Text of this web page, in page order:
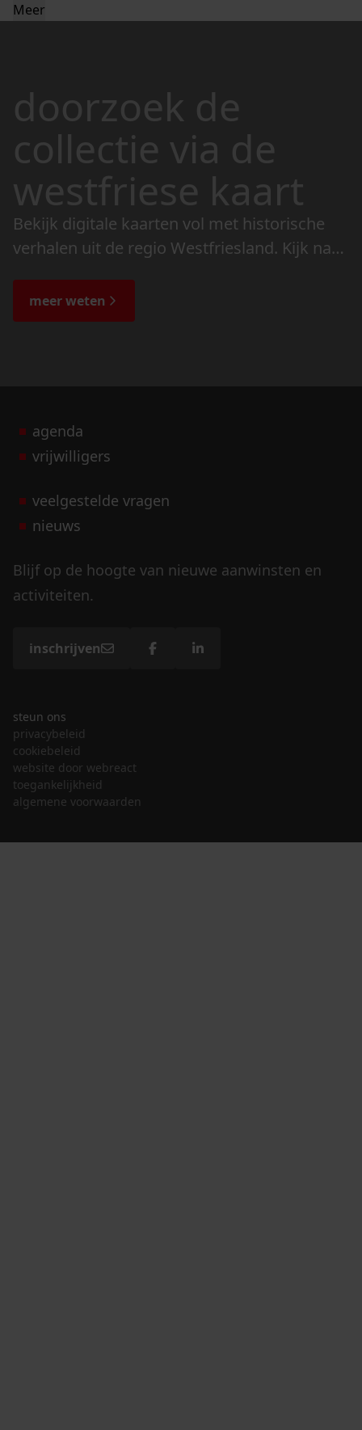
Meer
doorzoek de
collectie via de
westfriese kaart
Bekijk digitale kaarten vol met historische
verhalen uit de regio Westfriesland. Kijk naar
de bijzondere verhalen.
meer weten
agenda
vrijwilligers
veelgestelde vragen
nieuws
Blijf op de hoogte van nieuwe aanwinsten en
activiteiten.
inschrijven
steun ons
privacybeleid
cookiebeleid
website door webreact
toegankelijkheid
algemene voorwaarden